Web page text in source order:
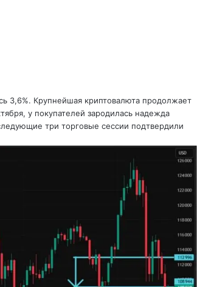
3,6%. Крупнейшая криптовалюта продолжает
у покупателей зародилась надежда
три торговые сессии подтвердили